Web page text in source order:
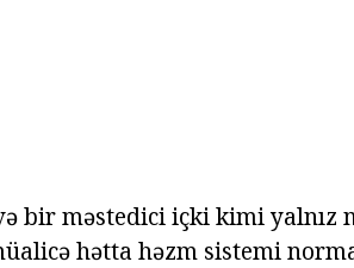
bir məstedici içki kimi yalnız
hətta həzm sistemi